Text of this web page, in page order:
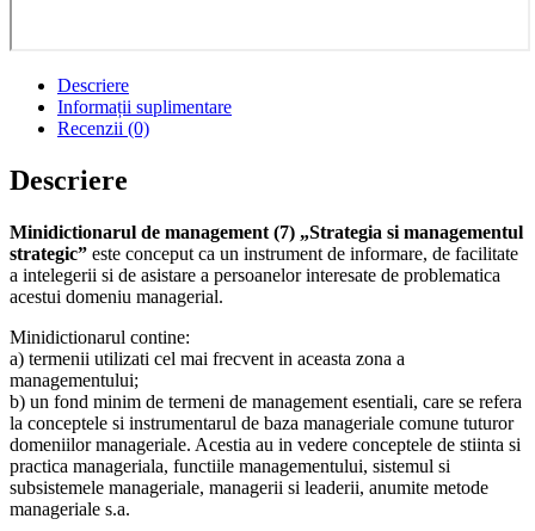
Descriere
Informații suplimentare
Recenzii (0)
Descriere
Minidictionarul de management (7) „Strategia si managementul
strategic” este conceput ca un instrument de informare, de facilitate
a intelegerii si de asistare a persoanelor interesate de problematica
acestui domeniu managerial.
Minidictionarul contine:
a) termenii utilizati cel mai frecvent in aceasta zona a
managementului;
b) un fond minim de termeni de management esentiali, care se refera
la conceptele si instrumentarul de baza manageriale comune tuturor
domeniilor manageriale. Acestia au in vedere conceptele de stiinta si
practica manageriala, functiile managementului, sistemul si
subsistemele manageriale, managerii si leaderii, anumite metode
manageriale s.a.